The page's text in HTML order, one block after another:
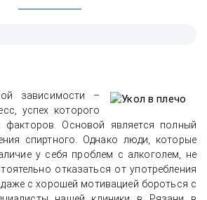
зависимости –
успех которого
факторов. Основой является полный
спиртного. Однако люди, которые
у себя проблем с алкоголем, не
отказаться от употребления
с хорошей мотивацией бороться с